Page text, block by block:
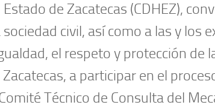
de Zacatecas (CDHEZ),
civil, así como a las y los
el respeto y protección de
a participar en el
Técnico de Consulta del